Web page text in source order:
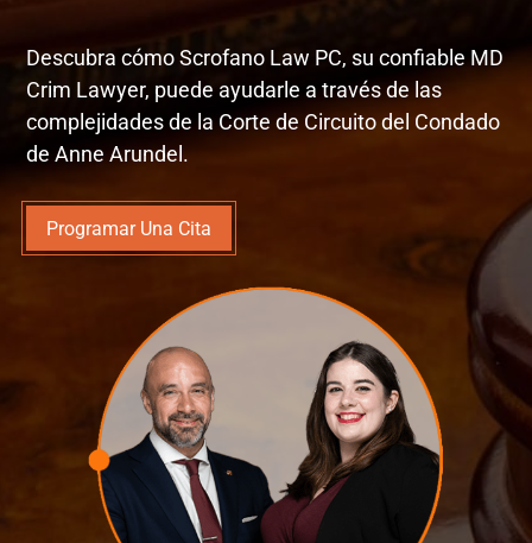
Descubra cómo Scrofano Law PC, su confiable MD
Crim Lawyer, puede ayudarle a través de las
complejidades de la Corte de Circuito del Condado
de Anne Arundel.
Programar Una Cita